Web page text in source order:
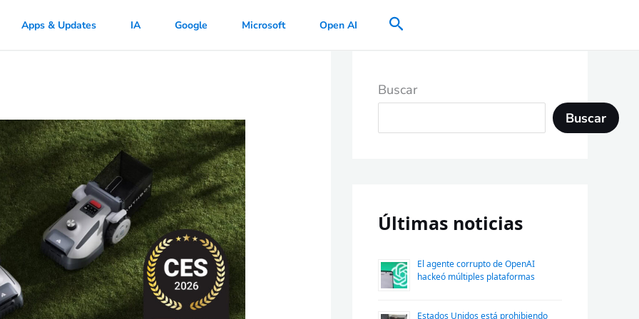
Apps & Updates IA Google Microsoft Open AI Buscar
Buscar
Buscar
Últimas noticias
El agente corrupto de OpenAI
hackeó múltiples plataformas
Estados Unidos está prohibiendo